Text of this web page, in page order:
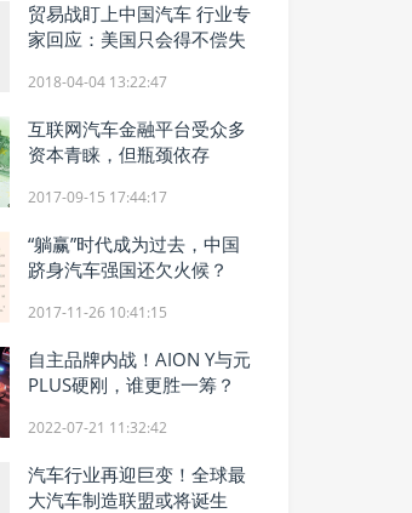
贸易战盯上中国汽车 行业专
家回应：美国只会得不偿失
2018-04-04 13:22:47
互联网汽车金融平台受众多
资本青睐，但瓶颈依存
2017-09-15 17:44:17
“躺赢”时代成为过去，中国
跻身汽车强国还欠火候？
2017-11-26 10:41:15
自主品牌内战！AION Y与元
PLUS硬刚，谁更胜一筹？
2022-07-21 11:32:42
汽车行业再迎巨变！全球最
大汽车制造联盟或将诞生